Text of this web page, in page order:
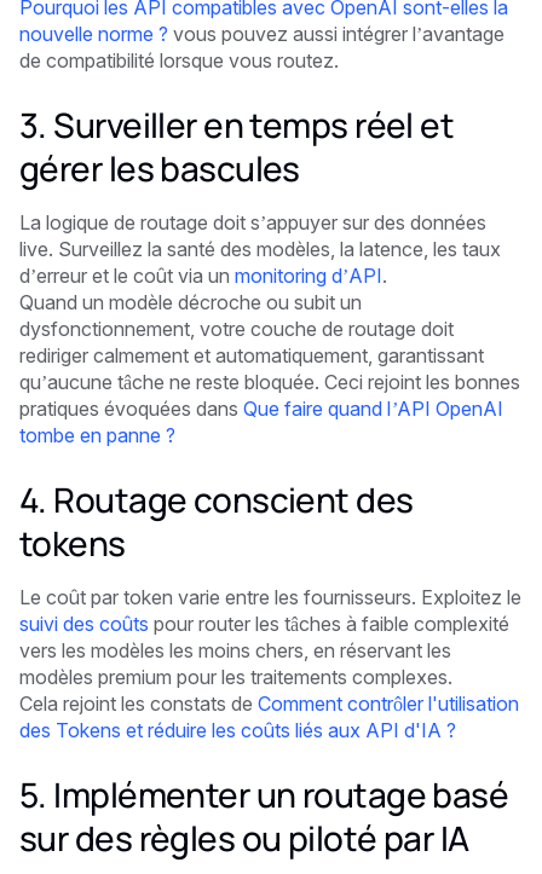
Pourquoi les API compatibles avec OpenAI sont-elles la
nouvelle norme ? vous pouvez aussi intégrer l’avantage
de compatibilité lorsque vous routez.
3. Surveiller en temps réel et
gérer les bascules
La logique de routage doit s’appuyer sur des données
live. Surveillez la santé des modèles, la latence, les taux
d’erreur et le coût via un monitoring d’API.
Quand un modèle décroche ou subit un
dysfonctionnement, votre couche de routage doit
rediriger calmement et automatiquement, garantissant
qu’aucune tâche ne reste bloquée. Ceci rejoint les bonnes
pratiques évoquées dans Que faire quand l’API OpenAI
tombe en panne ?
4. Routage conscient des
tokens
Le coût par token varie entre les fournisseurs. Exploitez le
suivi des coûts pour router les tâches à faible complexité
vers les modèles les moins chers, en réservant les
modèles premium pour les traitements complexes.
Cela rejoint les constats de Comment contrôler l'utilisation
des Tokens et réduire les coûts liés aux API d'IA ?
5. Implémenter un routage basé
sur des règles ou piloté par IA